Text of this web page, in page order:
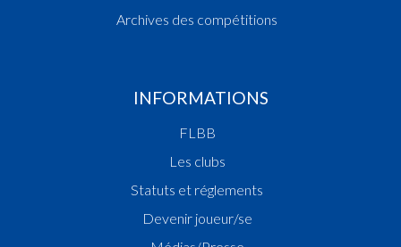
Archives des compétitions
INFORMATIONS
FLBB
Les clubs
Statuts et réglements
Devenir joueur/se